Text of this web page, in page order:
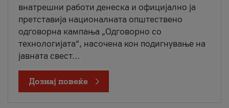
внатрешни работи денеска и официјално ја
претставија националната општествено
одговорна кампања „Одговорно со
технологијата“, насочена кон подигнување на
јавната свест...
Дознај повеќе